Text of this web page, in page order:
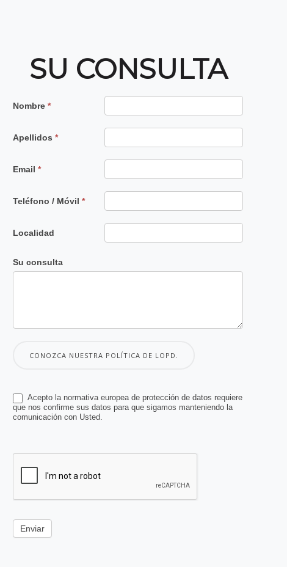
SU CONSULTA
Contacto
Nombre*
Apellidos*
Email*
Teléfono / Móvil*
Localidad
Su consulta
CONOZCA NUESTRA POLÍTICA DE LOPD.
Acepto la normativa europea de protección de datos requiere
que nos confirme sus datos para que sigamos manteniendo la
comunicación con Usted.
Enviar